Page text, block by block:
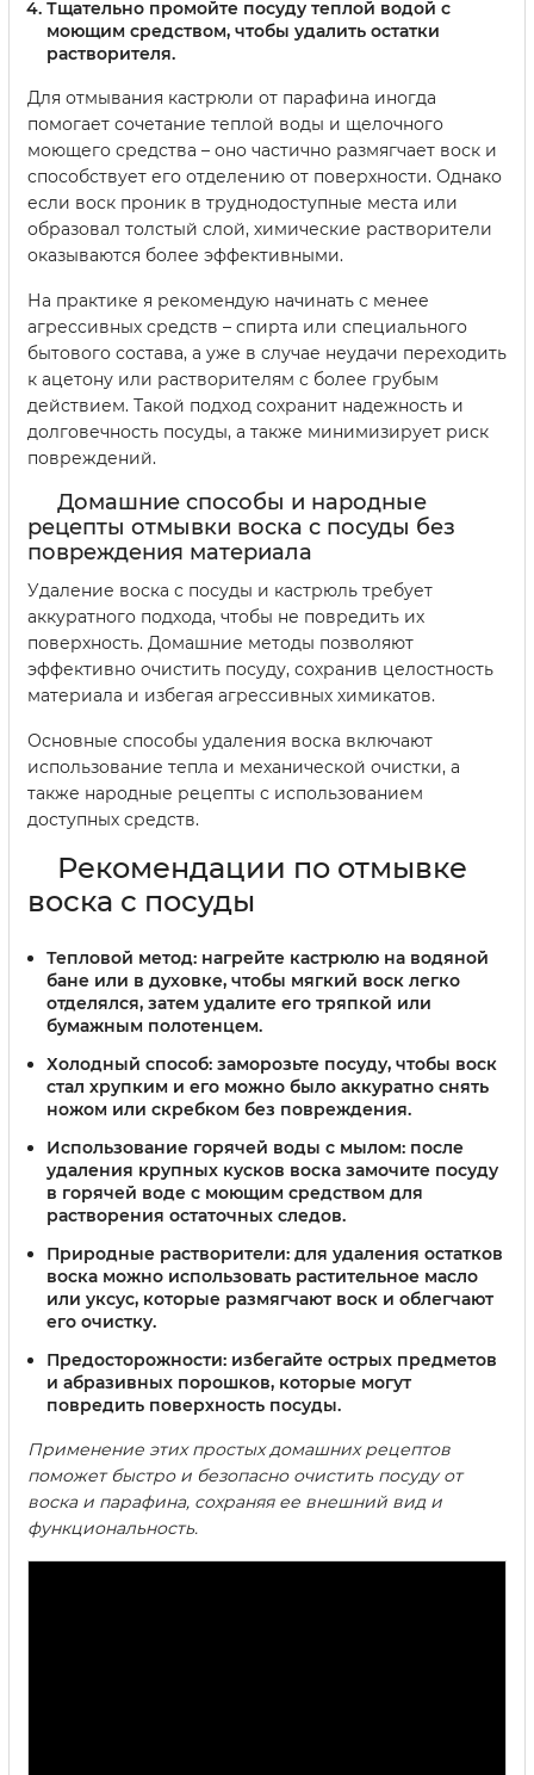
Тщательно промойте посуду теплой водой с
моющим средством, чтобы удалить остатки
растворителя.
Для отмывания кастрюли от парафина иногда
помогает сочетание теплой воды и щелочного
моющего средства – оно частично размягчает воск и
способствует его отделению от поверхности. Однако
если воск проник в труднодоступные места или
образовал толстый слой, химические растворители
оказываются более эффективными.
На практике я рекомендую начинать с менее
агрессивных средств – спирта или специального
бытового состава, а уже в случае неудачи переходить
к ацетону или растворителям с более грубым
действием. Такой подход сохранит надежность и
долговечность посуды, а также минимизирует риск
повреждений.
Домашние способы и народные
рецепты отмывки воска с посуды без
повреждения материала
Удаление воска с посуды и кастрюль требует
аккуратного подхода, чтобы не повредить их
поверхность. Домашние методы позволяют
эффективно очистить посуду, сохранив целостность
материала и избегая агрессивных химикатов.
Основные способы удаления воска включают
использование тепла и механической очистки, а
также народные рецепты с использованием
доступных средств.
Рекомендации по отмывке
воска с посуды
Тепловой метод: нагрейте кастрюлю на водяной
бане или в духовке, чтобы мягкий воск легко
отделялся, затем удалите его тряпкой или
бумажным полотенцем.
Холодный способ: заморозьте посуду, чтобы воск
стал хрупким и его можно было аккуратно снять
ножом или скребком без повреждения.
Использование горячей воды с мылом: после
удаления крупных кусков воска замочите посуду
в горячей воде с моющим средством для
растворения остаточных следов.
Природные растворители: для удаления остатков
воска можно использовать растительное масло
или уксус, которые размягчают воск и облегчают
его очистку.
Предосторожности: избегайте острых предметов
и абразивных порошков, которые могут
повредить поверхность посуды.
Применение этих простых домашних рецептов
поможет быстро и безопасно очистить посуду от
воска и парафина, сохраняя ее внешний вид и
функциональность.